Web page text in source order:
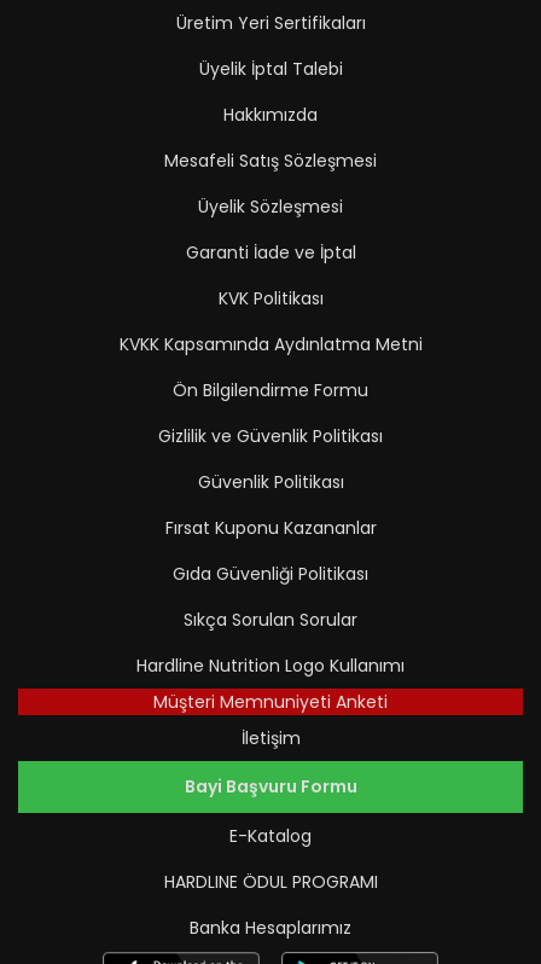
Üretim Yeri Sertifikaları
Üyelik İptal Talebi
Hakkımızda
Mesafeli Satış Sözleşmesi
Üyelik Sözleşmesi
Garanti İade ve İptal
KVK Politikası
KVKK Kapsamında Aydınlatma Metni
Ön Bilgilendirme Formu
Gizlilik ve Güvenlik Politikası
Güvenlik Politikası
Fırsat Kuponu Kazananlar
Gıda Güvenliği Politikası
Sıkça Sorulan Sorular
Hardline Nutrition Logo Kullanımı
Müşteri Memnuniyeti Anketi
İletişim
Bayi Başvuru Formu
E-Katalog
HARDLINE ÖDUL PROGRAMI
Banka Hesaplarımız